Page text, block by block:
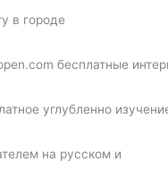
в городе
бесплатные
углубленно
на русском и